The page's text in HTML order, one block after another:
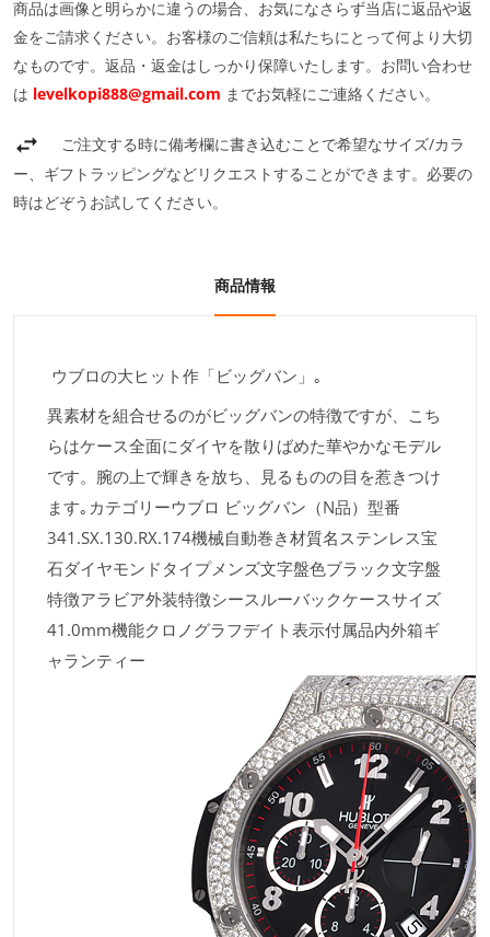
商品は画像と明らかに違うの場合、お気になさらず当店に返品や返
金をご請求ください。お客様のご信頼は私たちにとって何より大切
なものです。返品・返金はしっかり保障いたします。お問い合わせ
は levelkopi888@gmail.com までお気軽にご連絡ください。
ご注文する時に備考欄に書き込むことで希望なサイズ/カラ
ー、ギフトラッピングなどリクエストすることができます。必要の
時はどぞうお試してください。
商品情報
ウブロの大ヒット作「ビッグバン」｡
異素材を組合せるのがビッグバンの特徴ですが、こち
らはケース全面にダイヤを散りばめた華やかなモデル
です。腕の上で輝きを放ち、見るものの目を惹きつけ
ます｡カテゴリーウブロ ビッグバン（N品）型番
341.SX.130.RX.174機械自動巻き材質名ステンレス宝
石ダイヤモンドタイプメンズ文字盤色ブラック文字盤
特徴アラビア外装特徴シースルーバックケースサイズ
41.0mm機能クロノグラフデイト表示付属品内外箱ギ
ャランティー